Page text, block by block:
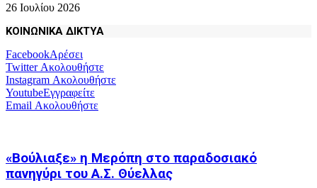
26 Ιουλίου 2026
ΚΟΙΝΩΝΙΚΑ ΔΙΚΤΥΑ
FacebookΑρέσει
TwitterΑκολουθήστε
Instagram Ακολουθήστε
YoutubeΕγγραφείτε
Email Ακολουθήστε
«Βούλιαξε» η Μερόπη στο παραδοσιακό
πανηγύρι του Α.Σ. Θύελλας